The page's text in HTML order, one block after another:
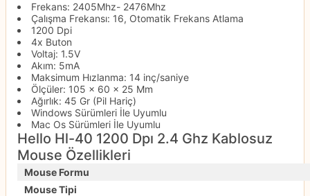
Frekans: 2405Mhz- 2476Mhz
Çalışma Frekansı: 16, Otomatik Frekans Atlama
1200 Dpi
4x Buton
Voltaj: 1.5V
Akım: 5mA
Maksimum Hızlanma: 14 inç/saniye
Ölçüler: 105 x 60 x 25 Mm
Ağırlık: 45 Gr (Pil Hariç)
Windows Sürümleri İle Uyumlu
Mac Os Sürümleri İle Uyumlu
Hello Hl-40 1200 Dpı 2.4 Ghz Kablosuz
Mouse Özellikleri
Mouse Formu
Mouse Tipi